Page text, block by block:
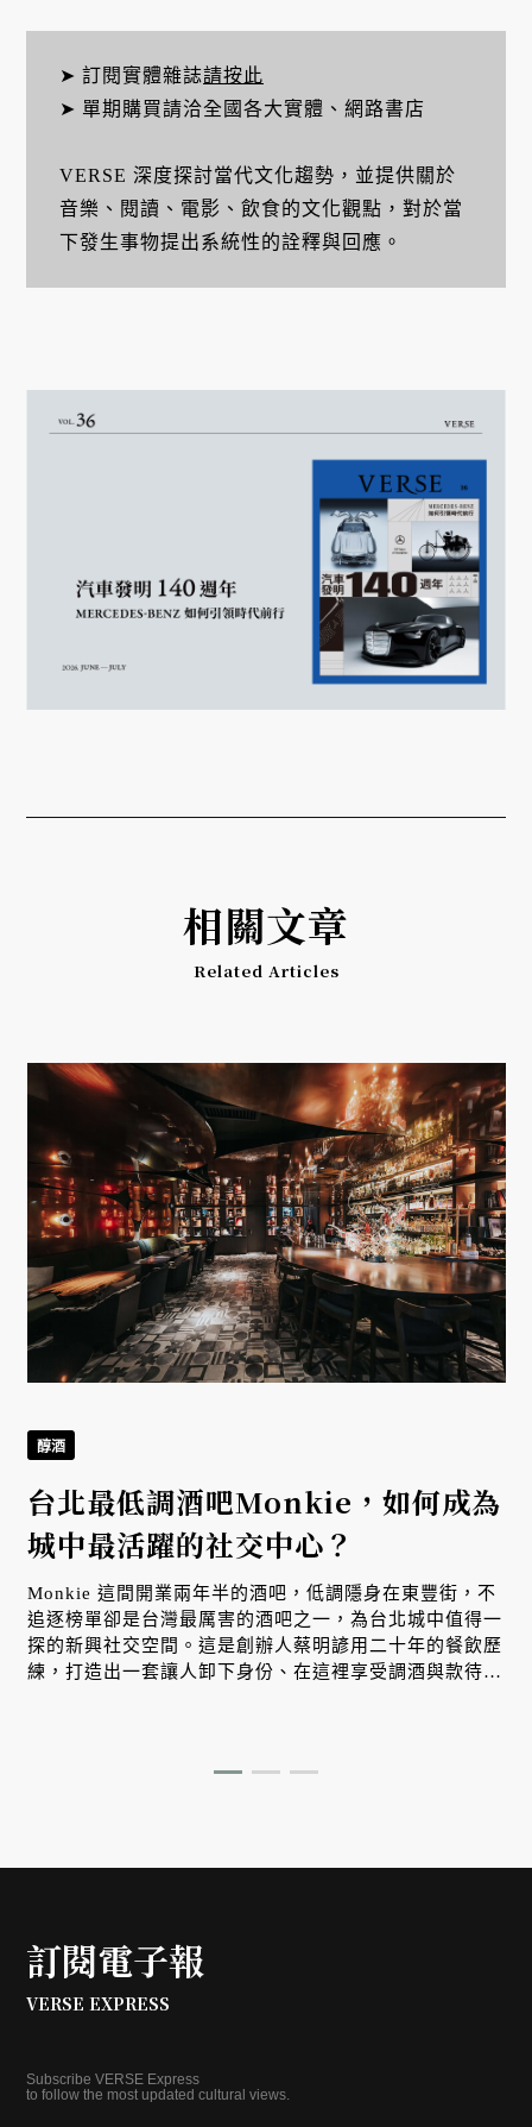
➤ 訂閱實體雜誌請按此
➤ 單期購買請洽全國各大實體、網路書店
VERSE 深度探討當代文化趨勢，並提供關於
音樂、閱讀、電影、飲食的文化觀點，對於當
下發生事物提出系統性的詮釋與回應。
相關文章
Related Articles
醇酒
台北最低調酒吧Monkie，如何成為
城中最活躍的社交中心？
Monkie 這間開業兩年半的酒吧，低調隱身在東豐街，不
追逐榜單卻是台灣最厲害的酒吧之一，為台北城中值得一
探的新興社交空間。這是創辦人蔡明諺用二十年的餐飲歷
練，打造出一套讓人卸下身份、在這裡享受調酒與款待的
訂閱電子報
VERSE EXPRESS
Subscribe VERSE Express
to follow the most updated cultural views.